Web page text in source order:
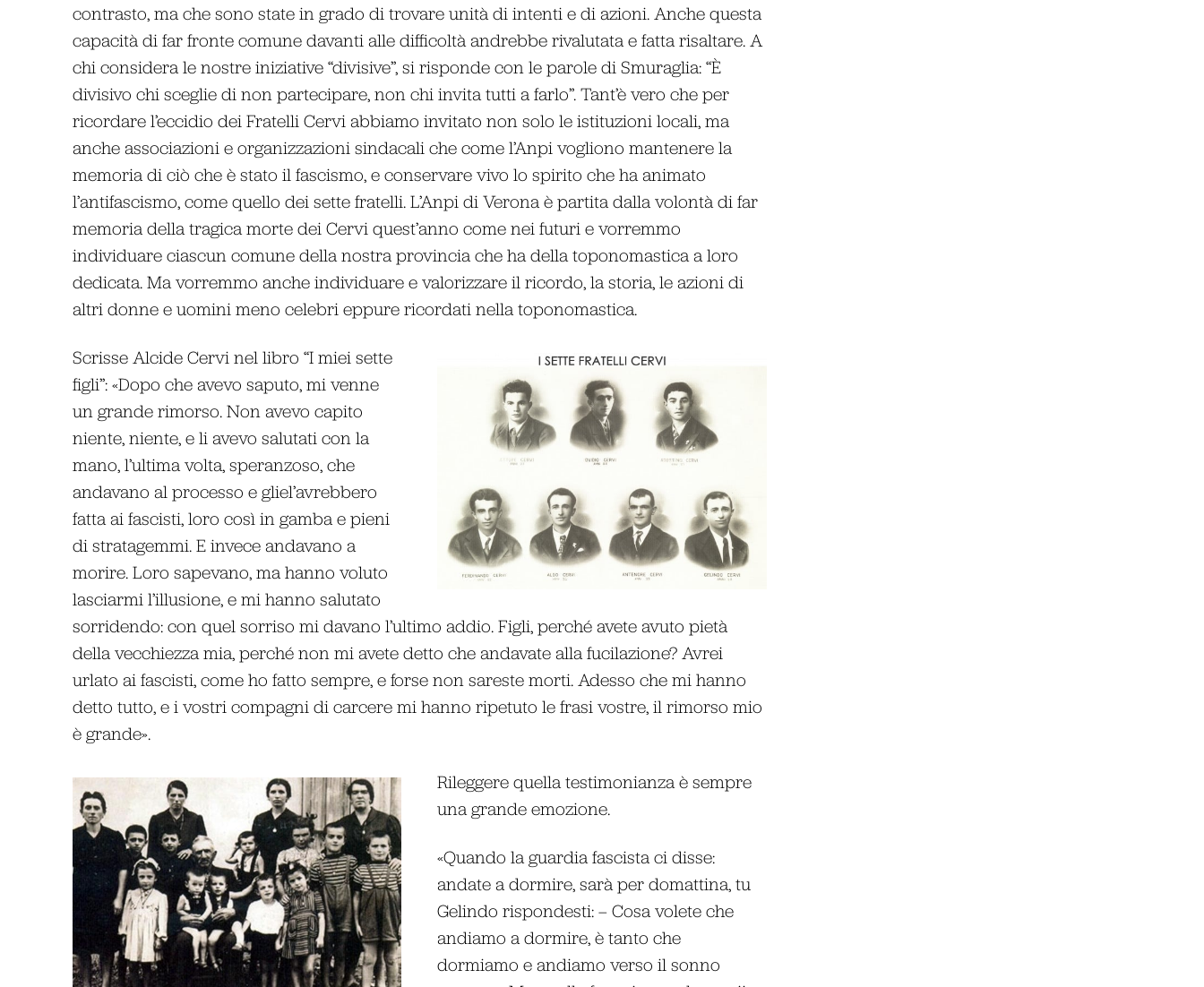
contrasto, ma che sono state in grado di trovare unità di intenti e di azioni. Anche questa
capacità di far fronte comune davanti alle difficoltà andrebbe rivalutata e fatta risaltare. A
chi considera le nostre iniziative “divisive”, si risponde con le parole di Smuraglia: “È
divisivo chi sceglie di non partecipare, non chi invita tutti a farlo”. Tant’è vero che per
ricordare l’eccidio dei Fratelli Cervi abbiamo invitato non solo le istituzioni locali, ma
anche associazioni e organizzazioni sindacali che come l’Anpi vogliono mantenere la
memoria di ciò che è stato il fascismo, e conservare vivo lo spirito che ha animato
l’antifascismo, come quello dei sette fratelli. L’Anpi di Verona è partita dalla volontà di far
memoria della tragica morte dei Cervi quest’anno come nei futuri e vorremmo
individuare ciascun comune della nostra provincia che ha della toponomastica a loro
dedicata. Ma vorremmo anche individuare e valorizzare il ricordo, la storia, le azioni di
altri donne e uomini meno celebri eppure ricordati nella toponomastica.
Scrisse Alcide Cervi nel libro “I miei sette
figli”: «Dopo che avevo saputo, mi venne
un grande rimorso. Non avevo capito
niente, niente, e li avevo salutati con la
mano, l’ultima volta, speranzoso, che
andavano al processo e gliel’avrebbero
fatta ai fascisti, loro così in gamba e pieni
di stratagemmi. E invece andavano a
morire. Loro sapevano, ma hanno voluto
lasciarmi l’illusione, e mi hanno salutato
sorridendo: con quel sorriso mi davano l’ultimo addio. Figli, perché avete avuto pietà
della vecchiezza mia, perché non mi avete detto che andavate alla fucilazione? Avrei
urlato ai fascisti, come ho fatto sempre, e forse non sareste morti. Adesso che mi hanno
detto tutto, e i vostri compagni di carcere mi hanno ripetuto le frasi vostre, il rimorso mio
è grande».
Rileggere quella testimonianza è sempre
una grande emozione.
«Quando la guardia fascista ci disse:
andate a dormire, sarà per domattina, tu
Gelindo rispondesti: – Cosa volete che
andiamo a dormire, è tanto che
dormiamo e andiamo verso il sonno